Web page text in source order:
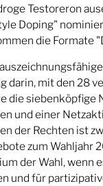
Testoreron
Doping"
die Formate
darin, mit den 28
die siebenköpfige
und einer
der Rechten ist
zum Wahljahr
der Wahl, wenn
und für